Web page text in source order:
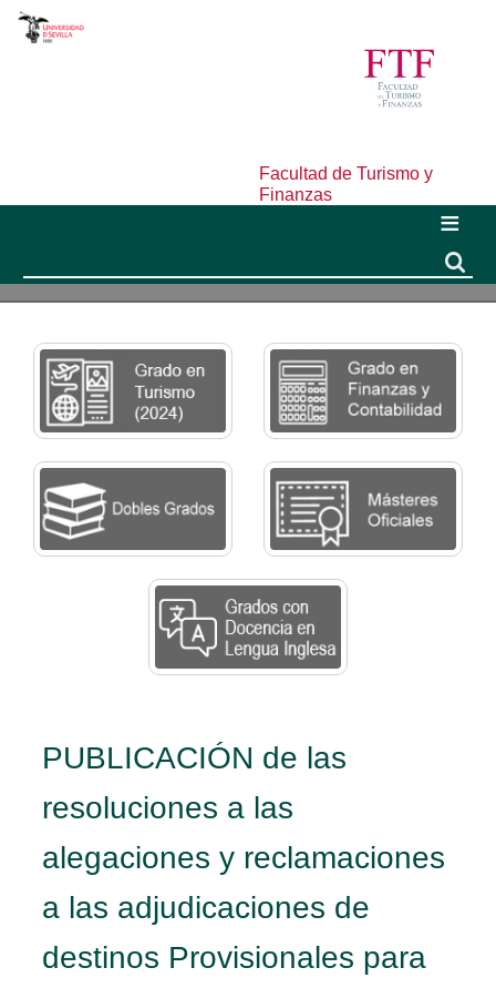
Facultad de Turismo y
Finanzas
PUBLICACIÓN de las
resoluciones a las
alegaciones y reclamaciones
a las adjudicaciones de
destinos Provisionales para